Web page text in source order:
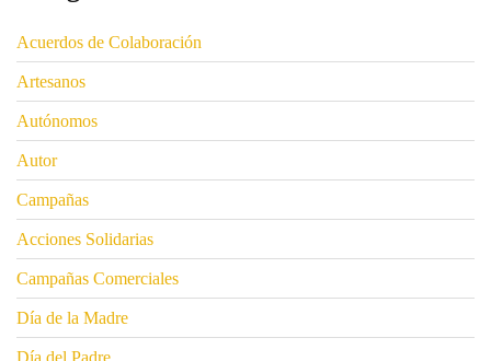
Acuerdos de Colaboración
Artesanos
Autónomos
Autor
Campañas
Acciones Solidarias
Campañas Comerciales
Día de la Madre
Día del Padre